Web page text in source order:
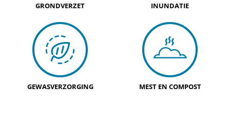
GRONDVERZET INUNDATIE
GEWASVERZORGING MEST EN COMPOST